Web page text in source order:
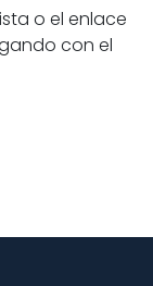
o el enlace
con el